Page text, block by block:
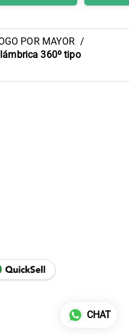
POR MAYOR /
360º tipo
CHAT